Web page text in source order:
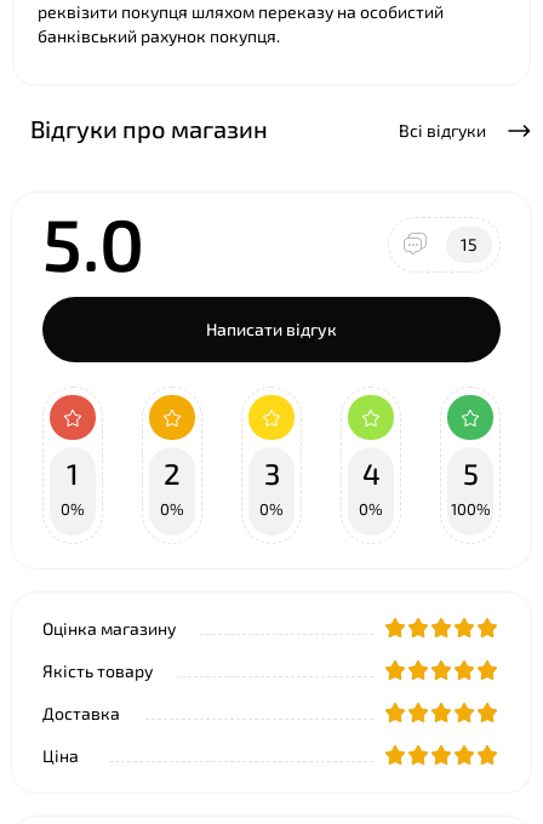
реквізити покупця шляхом переказу на особистий
банківський рахунок покупця.
Відгуки про магазин Всі відгуки
5.0 15
Написати відгук
1
0%
2
0%
3
0%
4
0%
5
100%
Оцінка магазину
Якість товару
Доставка
Ціна